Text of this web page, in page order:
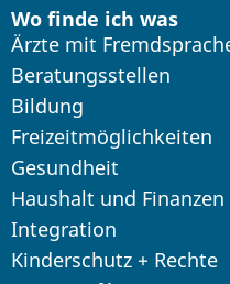
Wo finde ich was
Ärzte mit
Beratungsstellen
Bildung
Freizeitmöglichkeiten
Gesundheit
Haushalt und Finanzen
Integration
Kinderschutz + Rechte